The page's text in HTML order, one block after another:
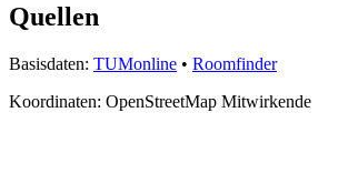
Quellen
Basisdaten: TUMonline • Roomfinder
Koordinaten: OpenStreetMap Mitwirkende